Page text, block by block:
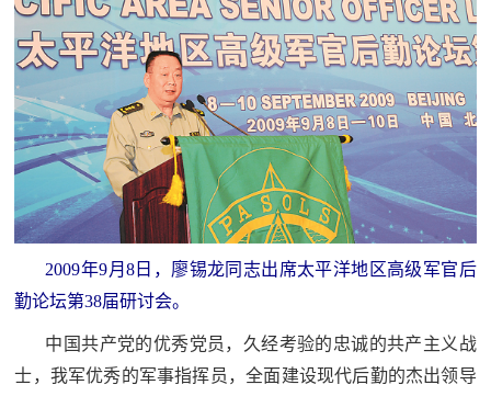
2009年9月8日，廖锡龙同志出席太平洋地区高级军官后
勤论坛第38届研讨会。
中国共产党的优秀党员，久经考验的忠诚的共产主义战
士，我军优秀的军事指挥员，全面建设现代后勤的杰出领导